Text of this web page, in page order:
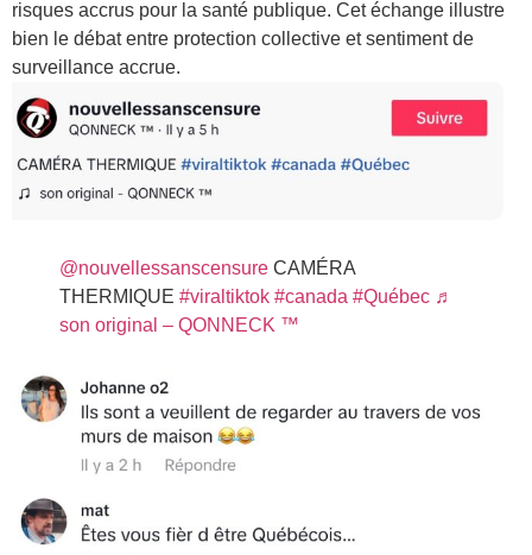
risques accrus pour la santé publique. Cet échange illustre
bien le débat entre protection collective et sentiment de
surveillance accrue.
@nouvellessanscensure CAMÉRA
THERMIQUE #viraltiktok #canada #Québec ♬
son original – QONNECK ™️